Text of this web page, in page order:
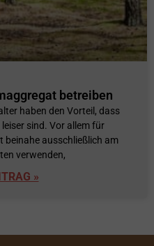
betreiben
haben den Vorteil, dass
leiser sind. Vor allem für
beinahe ausschließlich am
verwenden,
»